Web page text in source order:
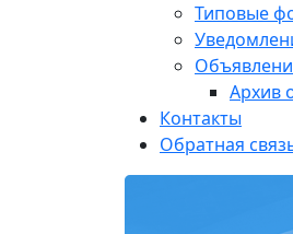
Типовые
Архив
Контакты
Обратная